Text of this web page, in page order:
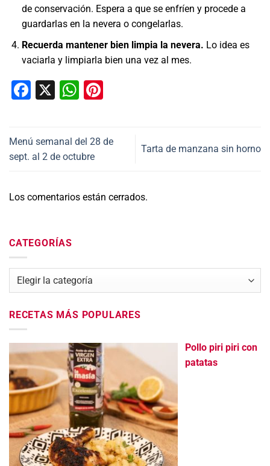
de conservación. Espera a que se enfríen y procede a
guardarlas en la nevera o congelarlas.
Recuerda mantener bien limpia la nevera. Lo idea es
vaciarla y limpiarla bien una vez al mes.
Facebook
X WhatsApp
Menú semanal del 28 de
sept. al 2 de octubre
Tarta de manzana sin horno
Los comentarios están cerrados.
CATEGORÍAS
Categorías
RECETAS MÁS POPULARES
Pollo piri piri con
patatas